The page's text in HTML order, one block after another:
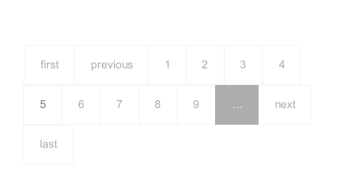
اعضای
ملی
first previous 1 2 3 4
5 6 7 8 9 … next
last